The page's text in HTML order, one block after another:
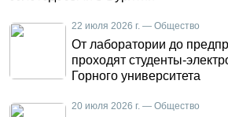
22 июля 2026 г. — Общество
От лаборатории до
проходят студенты-
Горного университета
20 июля 2026 г. — Общество